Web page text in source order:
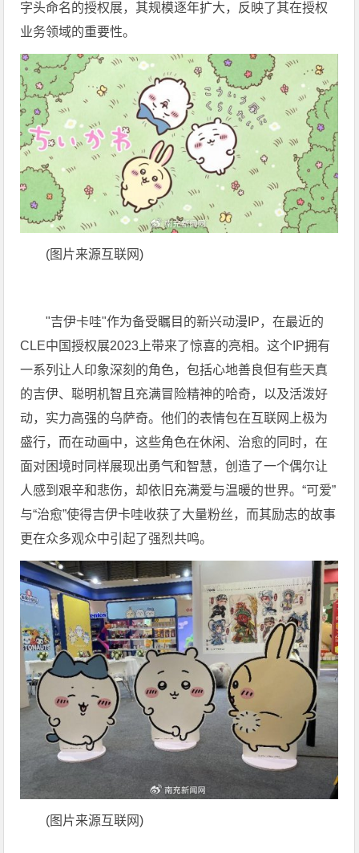
字头命名的授权展，其规模逐年扩大，反映了其在授权
业务领域的重要性。
(图片来源互联网)
"吉伊卡哇"作为备受瞩目的新兴动漫IP，在最近的
CLE中国授权展2023上带来了惊喜的亮相。这个IP拥有
一系列让人印象深刻的角色，包括心地善良但有些天真
的吉伊、聪明机智且充满冒险精神的哈奇，以及活泼好
动，实力高强的乌萨奇。他们的表情包在互联网上极为
盛行，而在动画中，这些角色在休闲、治愈的同时，在
面对困境时同样展现出勇气和智慧，创造了一个偶尔让
人感到艰辛和悲伤，却依旧充满爱与温暖的世界。“可爱”
与“治愈”使得吉伊卡哇收获了大量粉丝，而其励志的故事
更在众多观众中引起了强烈共鸣。
(图片来源互联网)